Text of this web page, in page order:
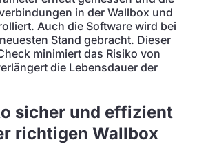
in der Wallbox und
Auch die Software wird bei
Stand gebracht. Dieser
minimiert das Risiko von
die Lebensdauer der
sicher und effizient
richtigen Wallbox